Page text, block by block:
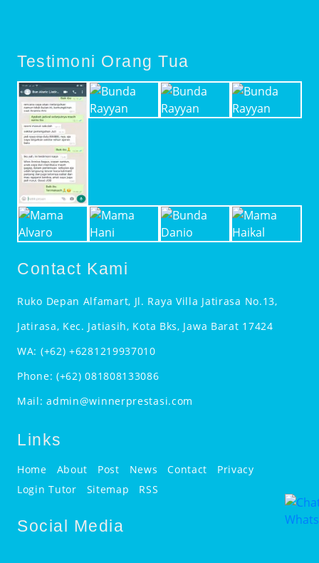
Testimoni Orang Tua
Contact Kami
Ruko Depan Alfamart, Jl. Raya Villa Jatirasa No.13,
Jatirasa, Kec. Jatiasih, Kota Bks, Jawa Barat 17424
WA: (+62) +6281219937010
Phone: (+62) 081808133086
Mail:admin@winnerprestasi.com
Links
Home About Post News Contact
Privacy
Login Tutor
Sitemap RSS
Social Media